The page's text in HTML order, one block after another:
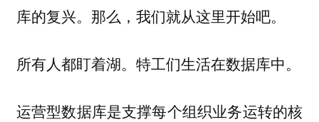
库的复兴。那么，我们就从这里开始吧。
所有人都盯着湖。特工们生活在数据库中。
运营型数据库是支撑每个组织业务运转的核